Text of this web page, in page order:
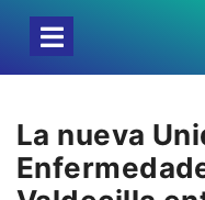
La nueva